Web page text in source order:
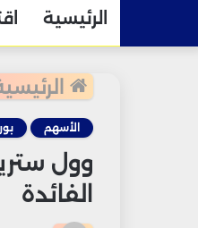
الرئيسية
الأسهم
وول
الفائدة